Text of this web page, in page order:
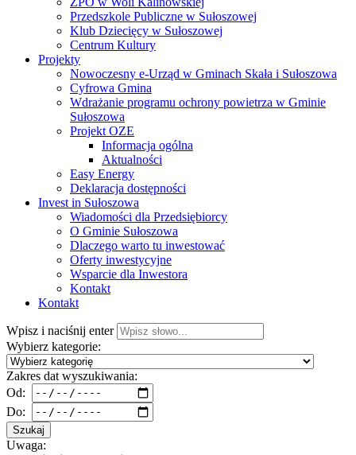
Przedszkole Publiczne w Sułoszowej
Klub Dziecięcy w Sułoszowej
Centrum Kultury
Projekty
Nowoczesny e-Urząd w Gminach Skała i Sułoszowa
Cyfrowa Gmina
Wdrażanie programu ochrony powietrza w Gminie
Sułoszowa
Projekt OZE
Informacja ogólna
Aktualności
Easy Energy
Deklaracja dostępności
Invest in Sułoszowa
Wiadomości dla Przedsiębiorcy
O Gminie Sułoszowa
Dlaczego warto tu inwestować
Oferty inwestycyjne
Wsparcie dla Inwestora
Kontakt
Kontakt
Wpisz i naciśnij enter
Wybierz kategorie:
Zakres dat wyszukiwania:
Od:
Do:
Szukaj
Uwaga: